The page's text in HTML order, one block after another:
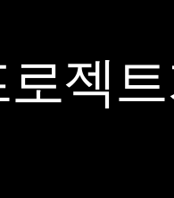
젝